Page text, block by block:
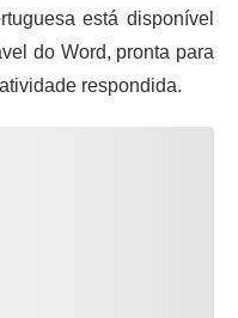
está disponível
do Word, pronta para
respondida.